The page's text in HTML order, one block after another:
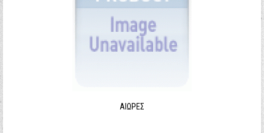
ΑΙΩΡΕΣ